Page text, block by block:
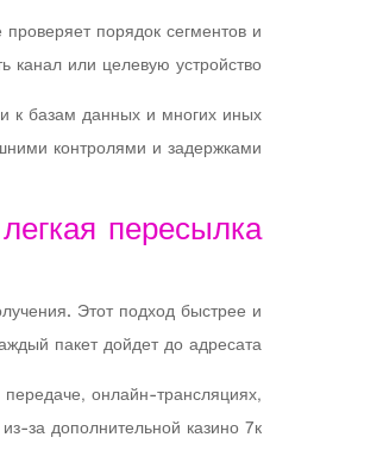
порядок сегментов и
канал или целевую устройство.
к базам данных и многих иных
контролями и задержками.
пересылка
Этот подход быстрее и
пакет дойдет до адресата.
онлайн-трансляциях,
за дополнительной казино 7к